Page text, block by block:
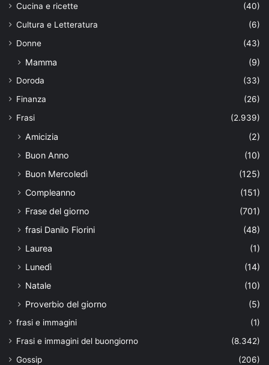
Cucina e ricette
(40)
Cultura e Letteratura
(6)
Donne
(43)
Mamma (9)
Doroda
(33)
Finanza
(26)
Frasi
(2.939)
Amicizia
(2)
Buon Anno
(10)
Buon Mercoledì
(125)
Compleanno
(151)
Frase del giorno
(701)
frasi Danilo Fiorini
(48)
Laurea
(1)
Lunedì
(14)
Natale
(10)
Proverbio del giorno
(5)
frasi e immagini
(1)
Frasi e immagini del buongiorno
(8.342)
Gossip
(206)